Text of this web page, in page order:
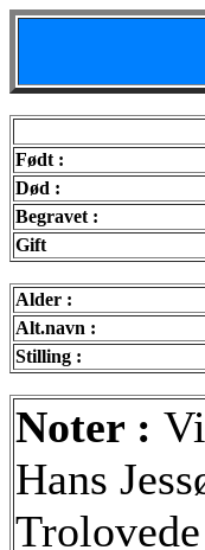
Født :
Død :
Begravet :
Gift
Alder :
Alt.navn :
Stilling :
Noter :
Hans